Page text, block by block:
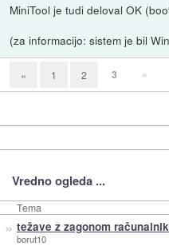
MiniTool je tudi deloval OK
(za informacijo: sistem je bil
« 1 2 3 »
Vredno ogleda ...
Tema
» težave z zagonom
borut10